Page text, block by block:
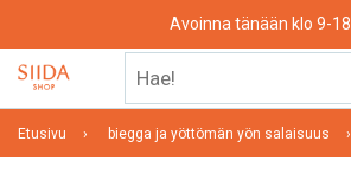
content
Avoinna tänään klo 9-18
Etusivu biegga ja yöttömän yön salaisuus